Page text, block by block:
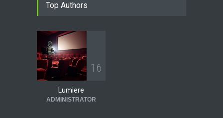
de la familia argentina
Top Authors
1 6
Lumiere
ADMINISTRATOR